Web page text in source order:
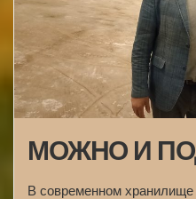
МОЖНО И
В современном